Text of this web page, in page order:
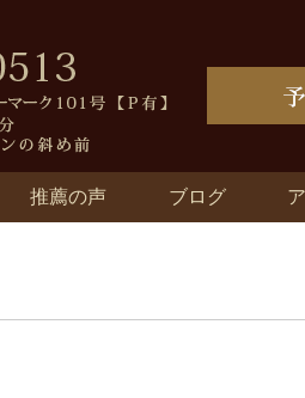
推薦の声 ブログ